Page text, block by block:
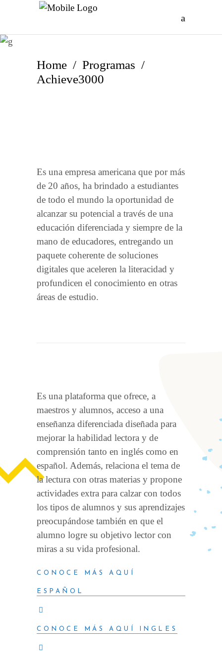
Home / Programas /
Achieve3000
Es una empresa americana que por más
de 20 años, ha brindado a estudiantes
de todo el mundo la oportunidad de
alcanzar su potencial a través de una
educación diferenciada y siempre de la
mano de educadores, entregando un
paquete coherente de soluciones
digitales que aceleren la literacidad y
profundicen el conocimiento en otras
áreas de estudio.
Es una plataforma que ofrece, a
maestros y alumnos, acceso a una
enseñanza diferenciada diseñada para
mejorar la habilidad lectora y de
comprensión tanto en inglés como en
español. Además, relaciona el tema de
la lectura con otras materias y propone
actividades extra para calzar con todos
los tipos de alumnos y sus aprendizajes
preocupándose también en que el
alumno logre su objetivo lector con
miras a su vida profesional.
CONOCE MÁS AQUÍ
ESPAÑOL
CONOCE MÁS AQUÍ INGLES